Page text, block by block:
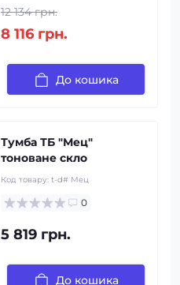
12 134 грн.
8 116 грн.
До кошика
Тумба ТБ "Мец"
тоноване скло
Код товару: t-d# Мец
0
5 819 грн.
До кошика